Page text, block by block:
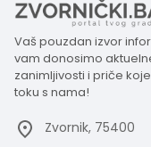
Vaš pouzdan izvor
vam donosimo
zanimljivosti i priče
toku s nama!
Zvornik, 75400